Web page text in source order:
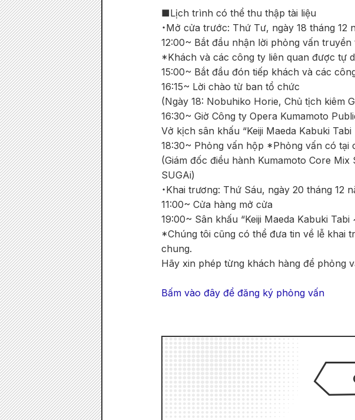
■Lịch trình có thể thu thập tài liệu
・Mở cửa trước: Thứ Tư, ngày 18 tháng 12
12:00~ Bắt đầu nhận lời phỏng vấn truyền
*Khách và các công ty liên quan được tự
15:00~ Bắt đầu đón tiếp khách và các
16:15~ Lời chào từ ban tổ chức
(Ngày 18: Nobuhiko Horie, Chủ tịch kiêm
16:30~ Giờ Công ty Opera Kumamoto
Vở kịch sân khấu “Keiji Maeda Kabuki
18:30~ Phỏng vấn hộp *Phỏng vấn có tại
(Giám đốc điều hành Kumamoto Core
SUGAi)
・Khai trương: Thứ Sáu, ngày 20 tháng 12
11:00~ Cửa hàng mở cửa
19:00~ Sân khấu “Keiji Maeda Kabuki
*Chúng tôi cũng có thể đưa tin về lễ khai
chung.
Hãy xin phép từng khách hàng để phỏng
Bấm vào đây để đăng ký phỏng vấn